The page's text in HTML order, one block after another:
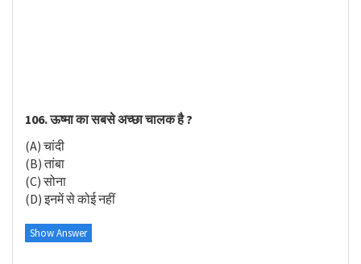
106. ऊष्मा का सबसे अच्छा चालक है ?
(A) चांदी
(B) तांबा
(C) सोना
(D) इनमें से कोई नहीं
Show Answer